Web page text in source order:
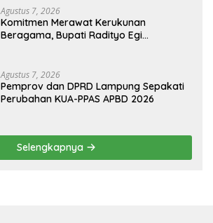
Agustus 7, 2026
Komitmen Merawat Kerukunan
Beragama, Bupati Radityo Egi
Agustus 7, 2026
Pemprov dan DPRD Lampung Sepakati
Perubahan KUA-PPAS APBD 2026
Selengkapnya